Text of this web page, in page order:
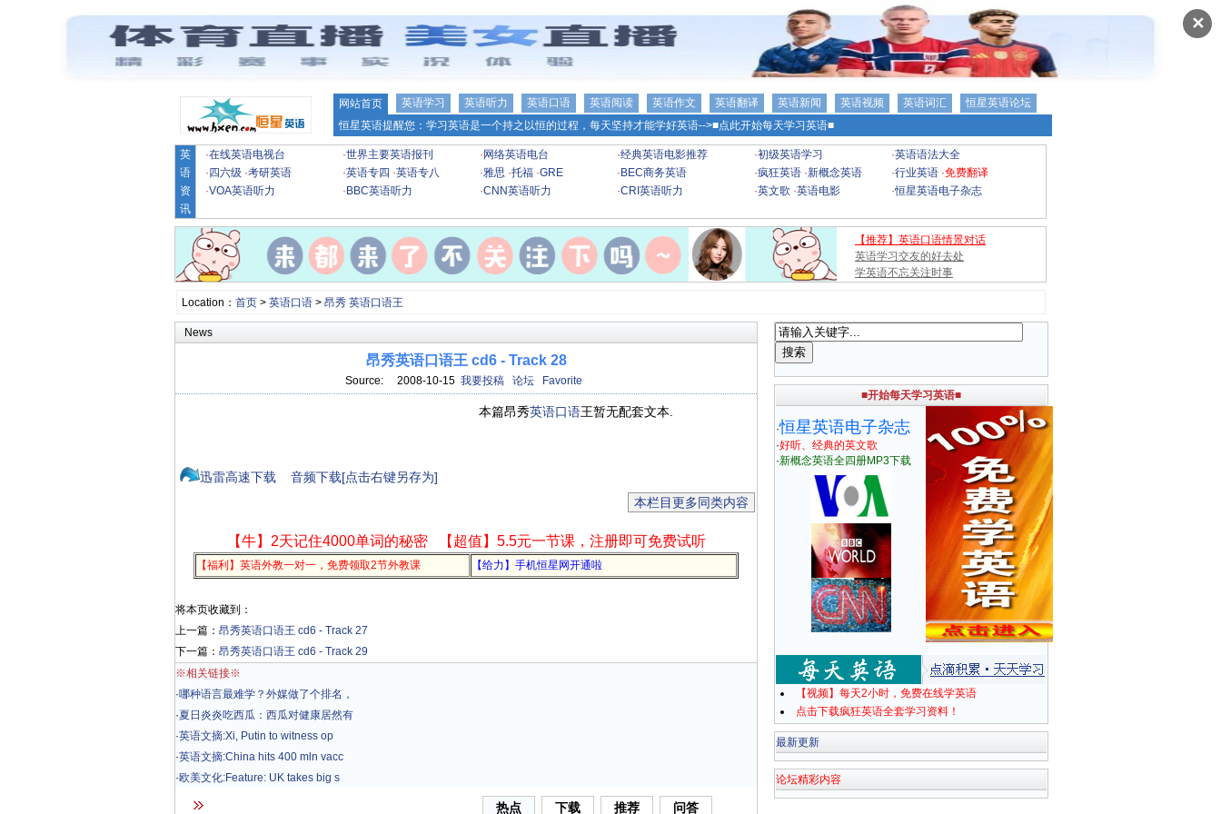
✕
网站首页 英语学习 英语听力 英语口语 英语阅读 英语作文 英语翻译 英语新闻 英语视频 英语词汇
恒星英语论坛
恒星英语提醒您：学习英语是一个持之以恒的过程，每天坚持才能学好英语-->■点此开始每天学习英语■
英
语
资
讯
·在线英语电视台 ·世界主要英语报刊 · 网络英语电台 ·经典英语电影推荐 ·初级英语学习 ·英语语法大全
· 四六级 ·考研英语 ·英语专四 ·英语专八 ·雅思 ·托福 ·GRE · BEC商务英语 ·疯狂英语 ·新概念英语 ·行业英语 ·免费翻译
·VOA英语听力 · BBC英语听力 ·CNN英语听力 ·CRI英语听力 ·英文歌 ·英语电影 ·恒星英语电子杂志
【推荐】英语口语情景对话
英语学习交友的好去处
学英语不忘关注时事
Location： 首页> 英语口语> 昂秀 英语口语王
News
昂秀英语口语王 cd6 - Track 28
Source: 2008-10-15 我要投稿 论坛 Favorite
迅雷高速下载 音频下载[点击右键另存为]
本篇昂秀英语口语王暂无配套文本.
本栏目更多同类内容
【牛】2天记住4000单词的秘密 【超值】5.5元一节课，注册即可免费试听
【福利】英语外教一对一，免费领取2节外教课 【给力】手机恒星网开通啦
将本页收藏到：
上一篇： 昂秀英语口语王 cd6 - Track 27
下一篇： 昂秀英语口语王 cd6 - Track 29
※相关链接※
·哪种语言最难学？外媒做了个排名，
·夏日炎炎吃西瓜：西瓜对健康居然有
·英语文摘:Xi, Putin to witness op
·英语文摘:China hits 400 mln vacc
·欧美文化:Feature: UK takes big s
热点 下载 推荐 问答
■开始每天学习英语■
·恒星英语电子杂志
·好听、经典的英文歌
·新概念英语全四册MP3下载
【视频】每天2小时，免费在线学英语
点击下载疯狂英语全套学习资料！
最新更新
论坛精彩内容